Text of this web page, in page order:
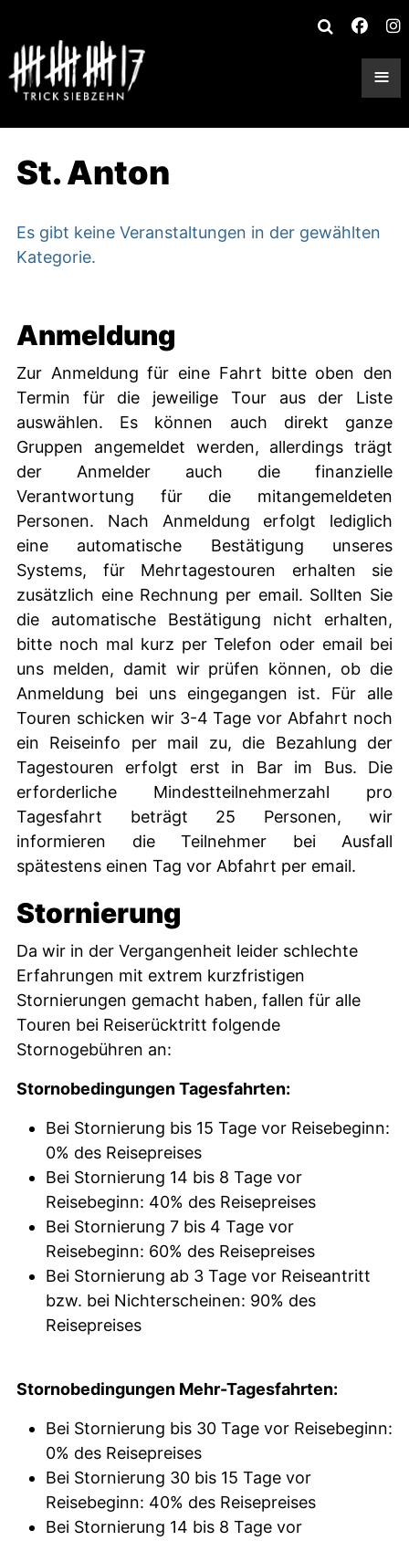
≡
St. Anton
Es gibt keine Veranstaltungen in der gewählten
Kategorie.
Anmeldung
Zur Anmeldung für eine Fahrt bitte oben den
Termin für die jeweilige Tour aus der Liste
auswählen. Es können auch direkt ganze
Gruppen angemeldet werden, allerdings trägt
der Anmelder auch die finanzielle
Verantwortung für die mitangemeldeten
Personen. Nach Anmeldung erfolgt lediglich
eine automatische Bestätigung unseres
Systems, für Mehrtagestouren erhalten sie
zusätzlich eine Rechnung per email. Sollten Sie
die automatische Bestätigung nicht erhalten,
bitte noch mal kurz per Telefon oder email bei
uns melden, damit wir prüfen können, ob die
Anmeldung bei uns eingegangen ist. Für alle
Touren schicken wir 3-4 Tage vor Abfahrt noch
ein Reiseinfo per mail zu, die Bezahlung der
Tagestouren erfolgt erst in Bar im Bus. Die
erforderliche Mindestteilnehmerzahl pro
Tagesfahrt beträgt 25 Personen, wir
informieren die Teilnehmer bei Ausfall
spätestens einen Tag vor Abfahrt per email.
Stornierung
Da wir in der Vergangenheit leider schlechte
Erfahrungen mit extrem kurzfristigen
Stornierungen gemacht haben, fallen für alle
Touren bei Reiserücktritt folgende
Stornogebühren an:
Stornobedingungen Tagesfahrten:
Bei Stornierung bis 15 Tage vor Reisebeginn:
0% des Reisepreises
Bei Stornierung 14 bis 8 Tage vor
Reisebeginn: 40% des Reisepreises
Bei Stornierung 7 bis 4 Tage vor
Reisebeginn: 60% des Reisepreises
Bei Stornierung ab 3 Tage vor Reiseantritt
bzw. bei Nichterscheinen: 90% des
Reisepreises
Stornobedingungen Mehr-Tagesfahrten:
Bei Stornierung bis 30 Tage vor Reisebeginn:
0% des Reisepreises
Bei Stornierung 30 bis 15 Tage vor
Reisebeginn: 40% des Reisepreises
Bei Stornierung 14 bis 8 Tage vor